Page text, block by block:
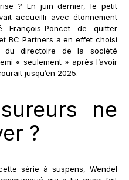
? En juin dernier, le petit
accueilli avec étonnement
François-Poncet de quitter
BC Partners a en effet choisi
directoire de la société
« seulement » après l’avoir
jusqu’en 2025.
ne
?
série à suspens, Wendel